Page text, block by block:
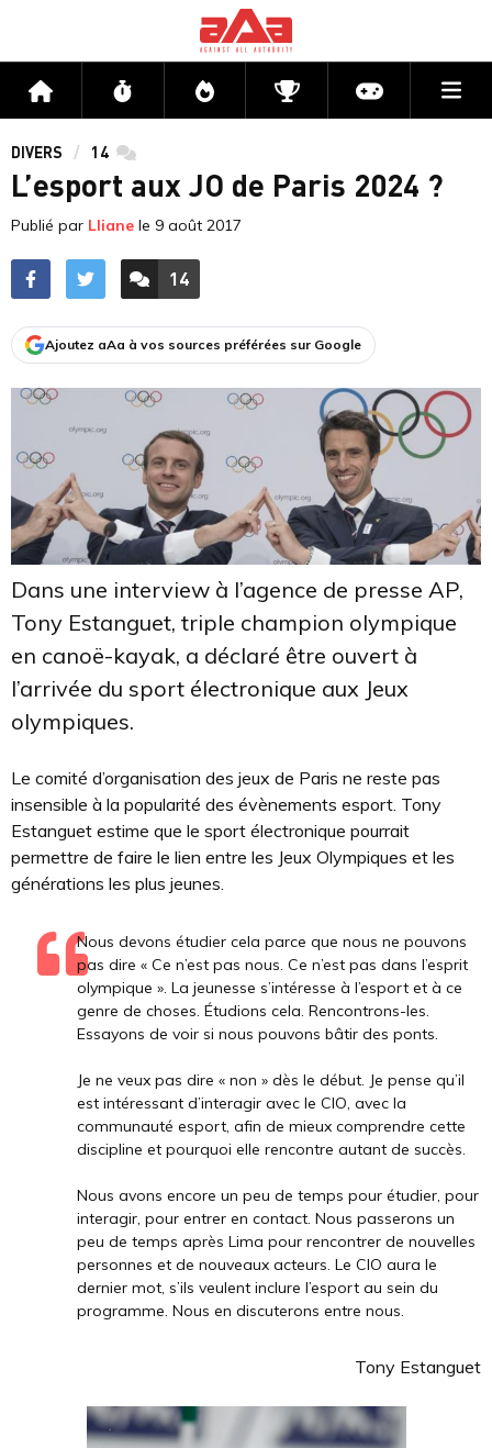
Accueil Flux Directs CompétitionsActu jeux
DIVERS 14 commentaires
L’esport aux JO de Paris 2024 ?
Publié par Lliane le 9 août 2017
ACCÉDER AUX
14
COMMENTAIRES
Ajoutez aAa à vos sources préférées sur Google
Dans une interview à l’agence de presse AP,
Tony Estanguet, triple champion olympique
en canoë-kayak, a déclaré être ouvert à
l’arrivée du sport électronique aux Jeux
olympiques.
Le comité d’organisation des jeux de Paris ne reste pas
insensible à la popularité des évènements esport. Tony
Estanguet estime que le sport électronique pourrait
permettre de faire le lien entre les Jeux Olympiques et les
générations les plus jeunes.
Nous devons étudier cela parce que nous ne pouvons
pas dire « Ce n’est pas nous. Ce n’est pas dans l’esprit
olympique ». La jeunesse s’intéresse à l’esport et à ce
genre de choses. Étudions cela. Rencontrons-les.
Essayons de voir si nous pouvons bâtir des ponts.
Je ne veux pas dire « non » dès le début. Je pense qu’il
est intéressant d’interagir avec le CIO, avec la
communauté esport, afin de mieux comprendre cette
discipline et pourquoi elle rencontre autant de succès.
Nous avons encore un peu de temps pour étudier, pour
interagir, pour entrer en contact. Nous passerons un
peu de temps après Lima pour rencontrer de nouvelles
personnes et de nouveaux acteurs. Le CIO aura le
dernier mot, s’ils veulent inclure l’esport au sein du
programme. Nous en discuterons entre nous.
Tony Estanguet